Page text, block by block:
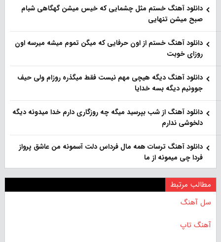
دانلود آهنگ خستم مثل چشمایی که خیس میشن گهگاهی شبام
صبح میشن تنهایی
دانلود آهنگ خستم از اون حرفایی که میگن تموم میشه میرسه اون
روزای خوبت
دانلود آهنگ دیگه هیچی مهم نیست فقط میگذره روزام ولی حیف
جوونیم دیگه بسه خدایا
دانلود آهنگ از شب بپرسید میگه چه روزگاری دارم خدا میدونه دیگه
دلخوشی ندارم
دانلود آهنگ ترسات همه مال فرداس دلت آسمونه من عاشق پرواز
فردا چی میمونه از ما
مطالب مرتبط
سل آهنگ
آهنگ تاپ